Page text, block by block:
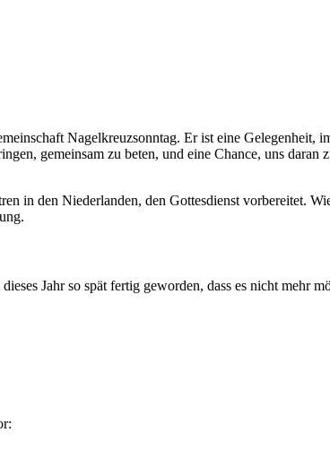
Nagelkreuzsonntag. Er ist eine Gelegenheit,
gemeinsam zu beten, und eine Chance, uns
in den Niederlanden, den Gottesdienst vorbereitet.
Jahr so spät fertig geworden, dass es nicht mehr